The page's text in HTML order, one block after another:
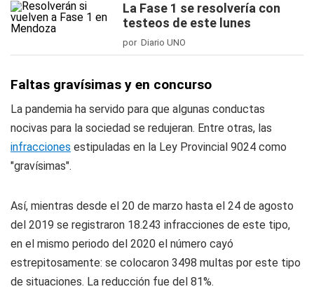
La Fase 1 se resolvería con
testeos de este lunes
por Diario UNO
Faltas gravísimas y en concurso
La pandemia ha servido para que algunas conductas
nocivas para la sociedad se redujeran. Entre otras, las
infracciones estipuladas en la Ley Provincial 9024 como
"gravísimas".
Así, mientras desde el 20 de marzo hasta el 24 de agosto
del 2019 se registraron 18.243 infracciones de este tipo,
en el mismo periodo del 2020 el número cayó
estrepitosamente: se colocaron 3498 multas por este tipo
de situaciones. La reducción fue del 81%.